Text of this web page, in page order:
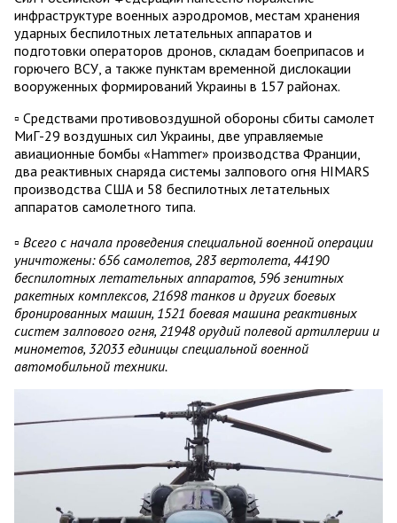
инфраструктуре военных аэродромов, местам хранения
ударных беспилотных летательных аппаратов и
подготовки операторов дронов, складам боеприпасов и
горючего ВСУ, а также пунктам временной дислокации
вооруженных формирований Украины в 157 районах.
▫️ Средствами противовоздушной обороны сбиты самолет
МиГ-29 воздушных сил Украины, две управляемые
авиационные бомбы «Hammer» производства Франции,
два реактивных снаряда системы залпового огня HIMARS
производства США и 58 беспилотных летательных
аппаратов самолетного типа.
▫️ Всего с начала проведения специальной военной операции
уничтожены: 656 самолетов, 283 вертолета, 44190
беспилотных летательных аппаратов, 596 зенитных
ракетных комплексов, 21698 танков и других боевых
бронированных машин, 1521 боевая машина реактивных
систем залпового огня, 21948 орудий полевой артиллерии и
минометов, 32033 единицы специальной военной
автомобильной техники.